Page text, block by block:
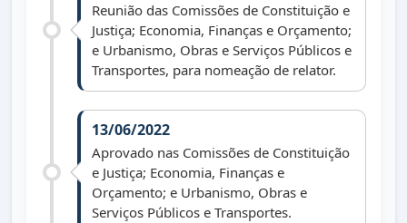
Reunião das Comissões de Constituição e
Justiça; Economia, Finanças e Orçamento;
e Urbanismo, Obras e Serviços Públicos e
Transportes, para nomeação de relator.
13/06/2022
Aprovado nas Comissões de Constituição
e Justiça; Economia, Finanças e
Orçamento; e Urbanismo, Obras e
Serviços Públicos e Transportes.